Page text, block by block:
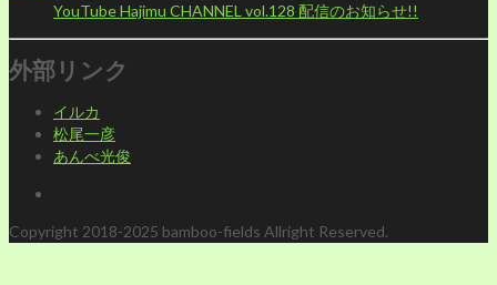
YouTube Hajimu CHANNEL vol.128 配信のお知らせ!!
外部リンク
イルカ
松尾一彦
あんべ光俊
Copyright 2018-2025 bamboo-fields Allright Reserved.